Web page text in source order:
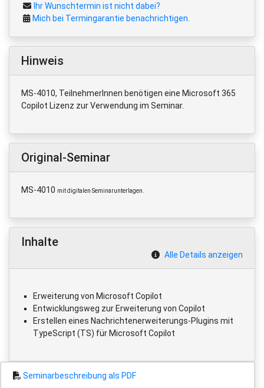
Ihr Wunschtermin ist nicht dabei?
Mich bei Termingarantie benachrichtigen.
Hinweis
MS-4010, TeilnehmerInnen benötigen eine Microsoft 365
Copilot Lizenz zur Verwendung im Seminar.
Original-Seminar
MS-4010 mit digitalen Seminarunterlagen.
Inhalte
Alle Details anzeigen
Erweiterung von Microsoft Copilot
Entwicklungsweg zur Erweiterung von Copilot
Erstellen eines Nachrichtenerweiterungs-Plugins mit
TypeScript (TS) für Microsoft Copilot
Seminarbeschreibung als PDF